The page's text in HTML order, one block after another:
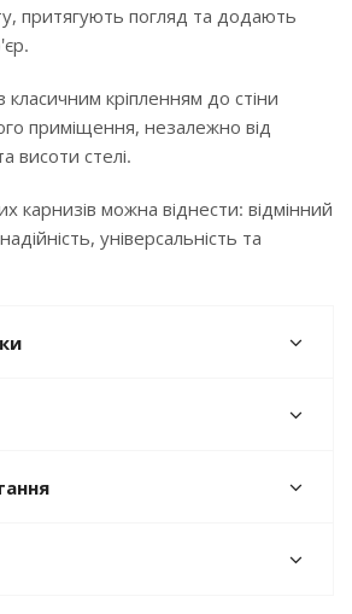
притягують погляд та додають
класичним кріпленням до стіни
приміщення, незалежно від
висоти стелі.
карнизів можна віднести: відмінний
універсальність та